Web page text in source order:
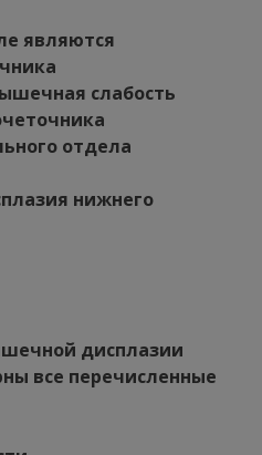
являются
слабость
отдела
нижнего
дисплазии
все перечисленные